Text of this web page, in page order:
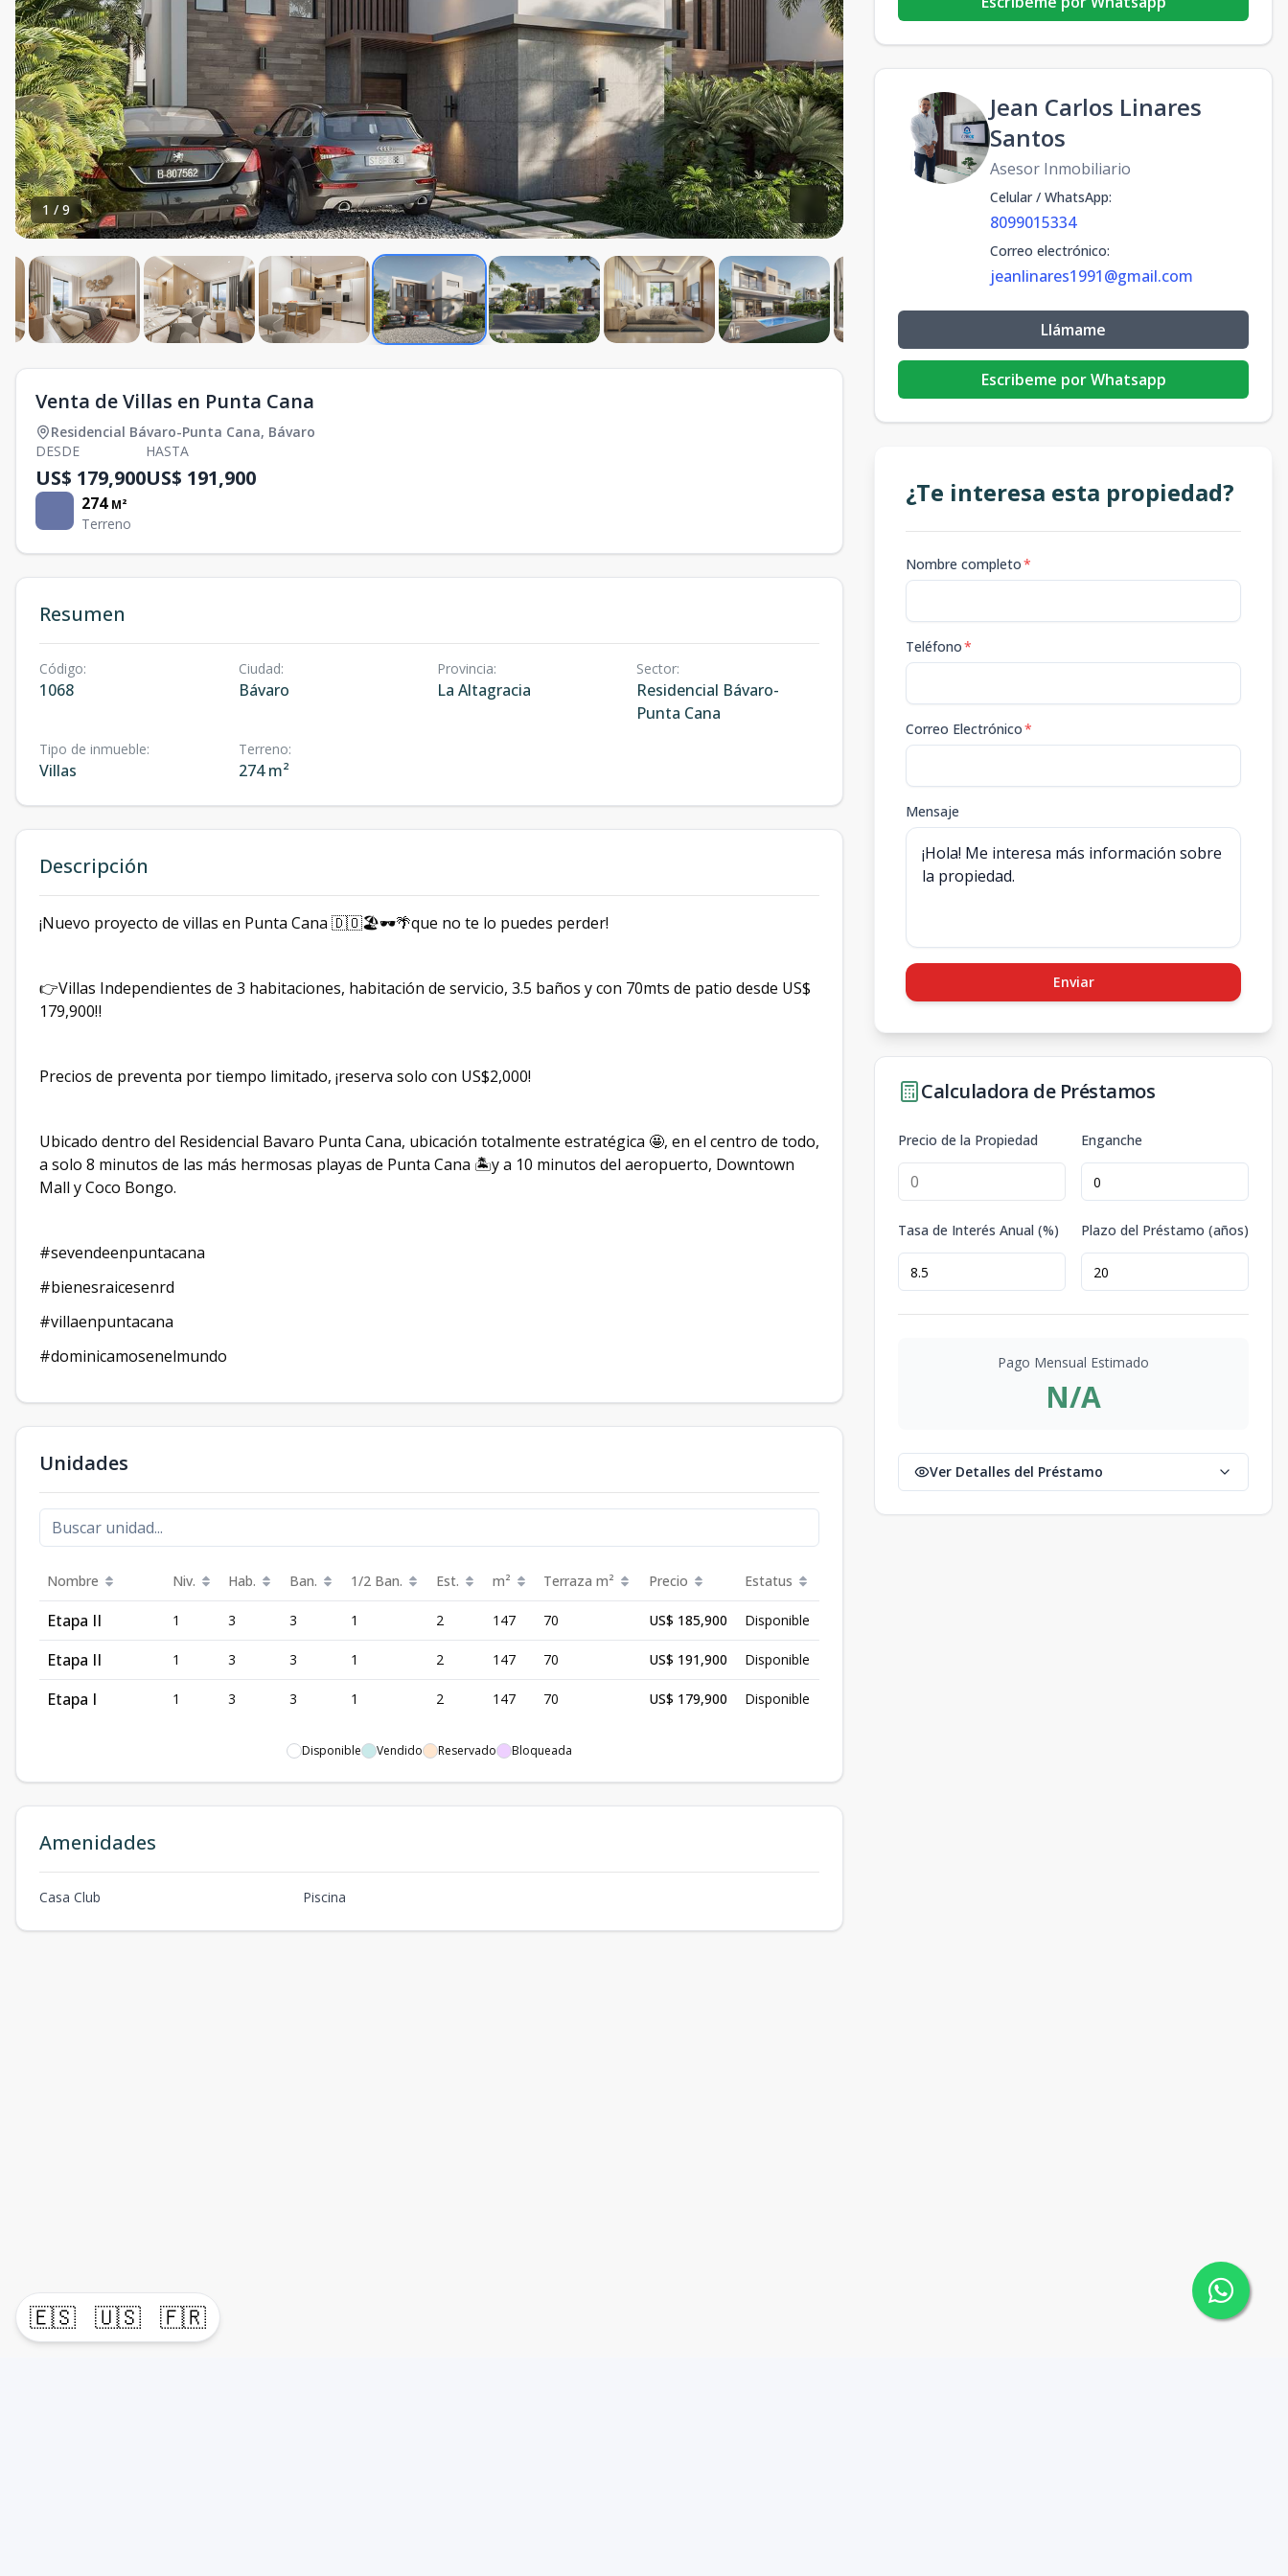
🇪🇸 🇺🇸 🇫🇷
1 / 9
Venta de Villas en Punta Cana
Residencial Bávaro-Punta Cana, Bávaro
DESDE
US$ 179,900
HASTA
US$ 191,900
274 M²
Terreno
Resumen
Código:
1068
Ciudad:
Bávaro
Provincia:
La Altagracia
Sector:
Residencial Bávaro-
Punta Cana
Tipo de inmueble:
Villas
Terreno:
274 m²
Descripción
¡Nuevo proyecto de villas en Punta Cana 🇩🇴🏖🕶🌴que no te lo puedes perder!
👉Villas Independientes de 3 habitaciones, habitación de servicio, 3.5 baños y con 70mts de patio desde US$
179,900‼️
Precios de preventa por tiempo limitado, ¡reserva solo con US$2,000!
Ubicado dentro del Residencial Bavaro Punta Cana, ubicación totalmente estratégica 🤩, en el centro de todo,
a solo 8 minutos de las más hermosas playas de Punta Cana 🏝y a 10 minutos del aeropuerto, Downtown
Mall y Coco Bongo.
#sevendeenpuntacana
#bienesraicesenrd
#villaenpuntacana
#dominicamosenelmundo
Unidades
Nombre Niv. Hab. Ban. 1/2 Ban. Est. m² Terraza m² Precio Estatus
Etapa II 1 3 3 1 2 147 70 US$ 185,900 Disponible
Etapa II 1 3 3 1 2 147 70 US$ 191,900 Disponible
Etapa I 1 3 3 1 2 147 70 US$ 179,900 Disponible
Disponible Vendido Reservado Bloqueada
Amenidades
Casa Club Piscina
Jean Carlos Linares
Santos
Asesor Inmobiliario
Celular / WhatsApp:
8099015334
Correo electrónico:
jeanlinares1991@gmail.com
Llámame
Escribeme por Whatsapp
¿Te interesa esta propiedad?
Nombre completo*
Teléfono*
Correo Electrónico*
Mensaje
Enviar
Calculadora de Préstamos
Precio de la Propiedad Enganche
Tasa de Interés Anual (%) Plazo del Préstamo (años)
Pago Mensual Estimado
N/A
Ver Detalles del Préstamo